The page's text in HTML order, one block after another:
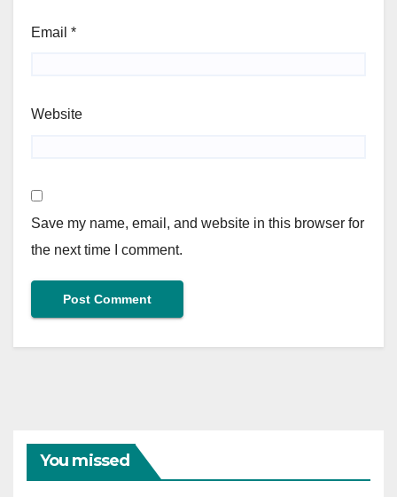
Email *
Website
Save my name, email, and website in this browser for
the next time I comment.
You missed